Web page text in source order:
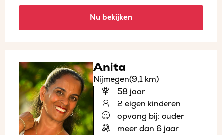
Nu bekijken
Anita
Nijmegen(9,1 km)
58 jaar
2 eigen kinderen
opvang bij: ouder
meer dan 6 jaar